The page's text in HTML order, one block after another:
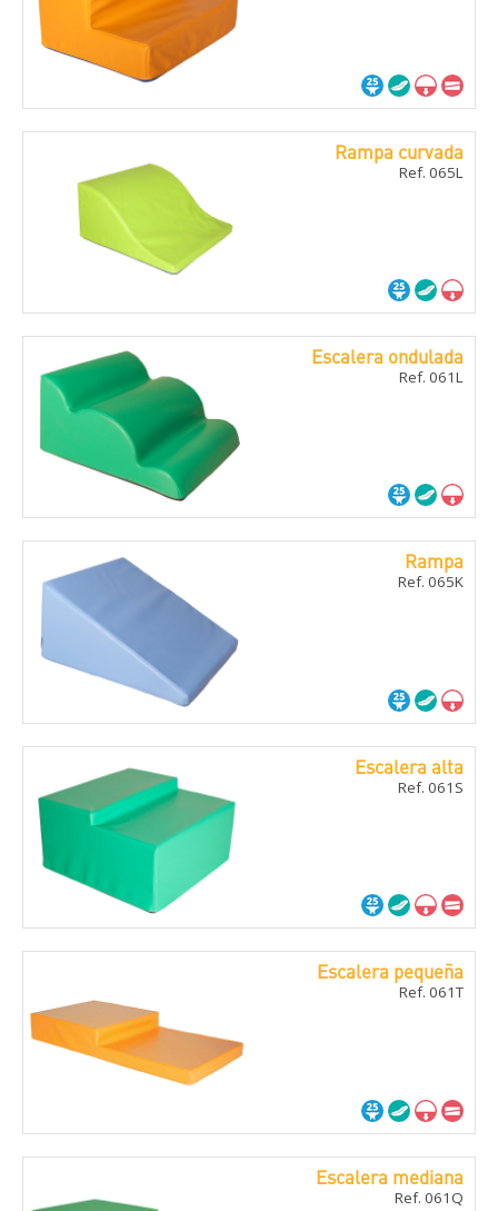
Rampa curvada
Ref. 065L
Escalera ondulada
Ref. 061L
Rampa
Ref. 065K
Escalera alta
Ref. 061S
Escalera pequeña
Ref. 061T
Escalera mediana
Ref. 061Q